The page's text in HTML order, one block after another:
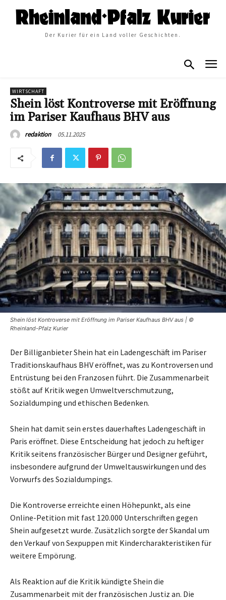
Der Kurier für ein Land voller Geschichten.
WIRTSCHAFT
Shein löst Kontroverse mit Eröffnung
im Pariser Kaufhaus BHV aus
redaktion 05.11.2025
Shein löst Kontroverse mit Eröffnung im Pariser Kaufhaus BHV aus | ©
Rheinland-Pfalz Kurier
Der Billiganbieter Shein hat ein Ladengeschäft im Pariser
Traditionskaufhaus BHV eröffnet, was zu Kontroversen und
Entrüstung bei den Franzosen führt. Die Zusammenarbeit
stößt auf Kritik wegen Umweltverschmutzung,
Sozialdumping und ethischen Bedenken.
Shein hat damit sein erstes dauerhaftes Ladengeschäft in
Paris eröffnet. Diese Entscheidung hat jedoch zu heftiger
Kritik seitens französischer Bürger und Designer geführt,
insbesondere aufgrund der Umweltauswirkungen und des
Vorwurfs des Sozialdumpings.
Die Kontroverse erreichte einen Höhepunkt, als eine
Online-Petition mit fast 120.000 Unterschriften gegen
Shein aufgesetzt wurde. Zusätzlich sorgte der Skandal um
den Verkauf von Sexpuppen mit Kindercharakteristiken für
weitere Empörung.
Als Reaktion auf die Kritik kündigte Shein die
Zusammenarbeit mit der französischen Justiz an. Die